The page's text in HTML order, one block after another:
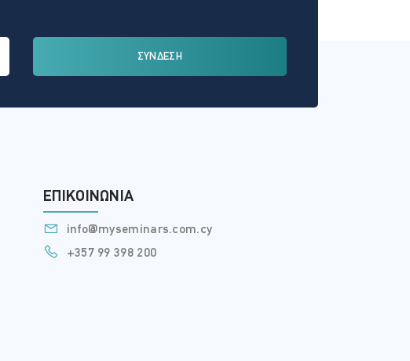
ΣΥΝΔΕΣΗ
ΕΠΙΚΟΙΝΩΝΊΑ
info@myseminars.com.cy
+357 99 398 200